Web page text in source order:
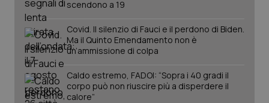
scendono a 19
Covid. Il silenzio di Fauci e il perdono di Biden.
Ma il Quinto Emendamento non è
un’ammissione di colpa
Caldo estremo, FADOI: “Sopra i 40 gradi il
corpo può non riuscire più a disperdere il
calore”